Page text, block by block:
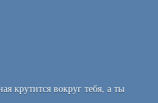
крутится вокруг тебя, а ты